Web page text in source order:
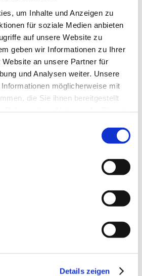
um Inhalte und Anzeigen zu
für soziale Medien anbieten
auf unsere Website zu
geben wir Informationen zu Ihrer
an unsere Partner für
und Analysen weiter. Unsere
möglicherweise mit
die Sie ihnen bereitgestellt
Details zeigen